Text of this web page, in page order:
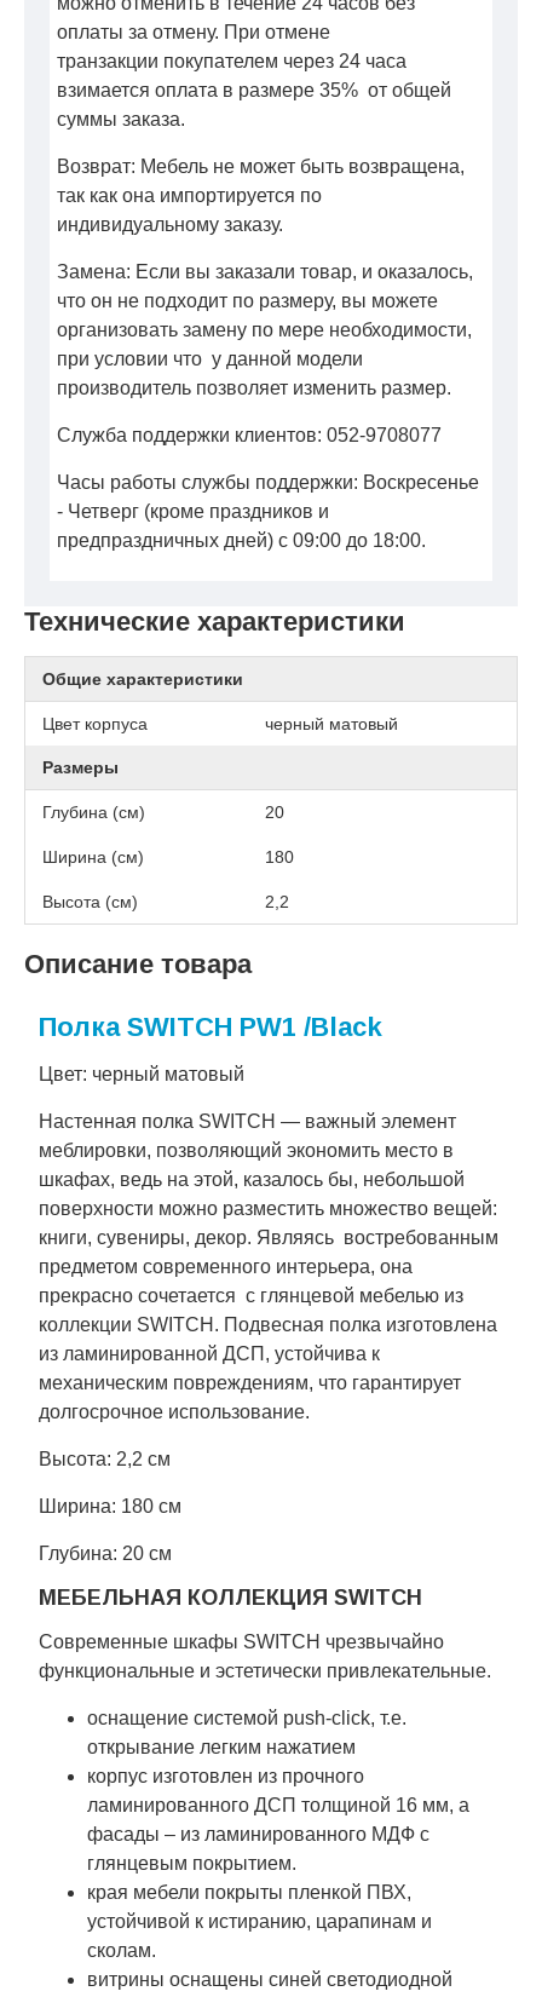
Технические характеристики
Общие характеристики
Цвет корпуса черный матовый
Размеры
Глубина (см) 20
Ширина (см) 180
Высота (см) 2,2
Описание товара
Полка SWITCH PW1 /Black
Цвет: черный матовый
Настенная полка SWITCH — важный элемент
меблировки, позволяющий экономить место в
шкафах, ведь на этой, казалось бы, небольшой
поверхности можно разместить множество вещей:
книги, сувениры, декор. Являясь востребованным
предметом современного интерьера, она
прекрасно сочетается с глянцевой мебелью из
коллекции SWITCH. Подвесная полка изготовлена ​​
из ламинированной ДСП, устойчива к
механическим повреждениям, что гарантирует
долгосрочное использование.
Высота: 2,2 см
Ширина: 180 см
Глубина: 20 см
МЕБЕЛЬНАЯ КОЛЛЕКЦИЯ SWITCH
Современные шкафы SWITCH чрезвычайно
функциональные и эстетически привлекательные.
оснащение системой push-click, т.е.
открывание легким нажатием
корпус изготовлен из прочного
ламинированного ДСП толщиной 16 мм, а
фасады – из ламинированного МДФ с
глянцевым покрытием.
края мебели покрыты пленкой ПВХ,
устойчивой к истиранию, царапинам и
сколам.
витрины оснащены синей светодиодной
оплаты за отмену. При отмене
транзакции покупателем через 24 часа
взимается оплата в размере 35% от общей
суммы заказа.
Возврат: Мебель не может быть возвращена,
так как она импортируется по
индивидуальному заказу.
Замена: Если вы заказали товар, и оказалось,
что он не подходит по размеру, вы можете
организовать замену по мере необходимости,
при условии что у данной модели
производитель позволяет изменить размер.
Служба поддержки клиентов: 052-9708077
Часы работы службы поддержки: Воскресенье
- Четверг (кроме праздников и
предпраздничных дней) с 09:00 до 18:00.